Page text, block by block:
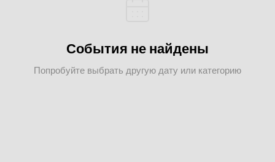
События не найдены
Попробуйте выбрать другую дату или категорию